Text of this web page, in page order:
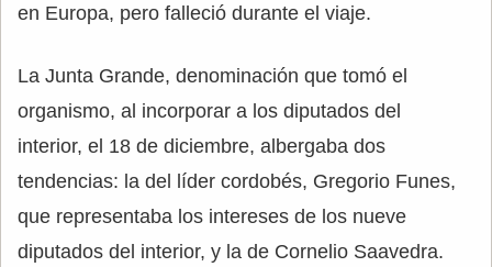
en Europa, pero falleció durante el viaje.
La Junta Grande, denominación que tomó el
organismo, al incorporar a los diputados del
interior, el 18 de diciembre, albergaba dos
tendencias: la del líder cordobés, Gregorio Funes,
que representaba los intereses de los nueve
diputados del interior, y la de Cornelio Saavedra.